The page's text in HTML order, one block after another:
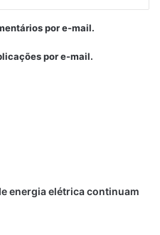
por e-mail.
por e-mail.
energia elétrica continuam